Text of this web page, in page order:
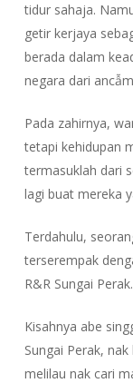
tidur sahaja.
getir kerjaya
berada dalam
negara dari
Pada zahirnya,
tetapi kehidupan
termasuklah dari
lagi buat mereka
Terdahulu,
terserempak
R&R Sungai Perak.
Kisahnya abe
Sungai Perak,
melilau nak cari